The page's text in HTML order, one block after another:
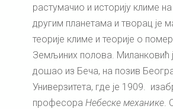
растумачио и историју климе
другим планетама и творац је
теорије климе и теорије о
Земљиних полова. Миланковић
дошао из Беча, на позив
Универзитета, где је 1909.
професора Небеске механике